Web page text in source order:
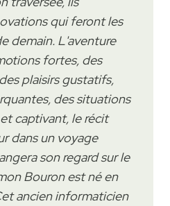
qui feront les
demain. L'aventure
fortes, des
plaisirs gustatifs,
des situations
captivant, le récit
dans un voyage
son regard sur le
Bouron est né en
ancien informaticien